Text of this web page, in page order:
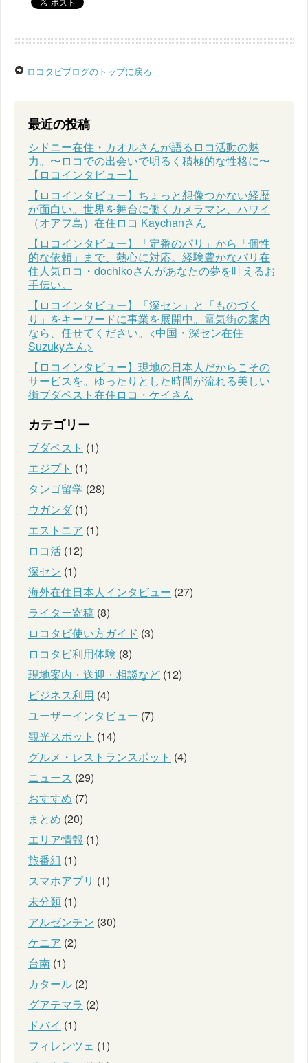
ロコタビブログのトップに戻る
最近の投稿
シドニー在住・カオルさんが語るロコ活動の魅
力。〜ロコでの出会いで明るく積極的な性格に〜
【ロコインタビュー】
【ロコインタビュー】ちょっと想像つかない経歴
が面白い。世界を舞台に働くカメラマン、ハワイ
（オアフ島）在住ロコ Kaychanさん
【ロコインタビュー】「定番のパリ」から「個性
的な依頼」まで、熱心に対応。経験豊かなパリ在
住人気ロコ・dochikoさんがあなたの夢を叶えるお
手伝い。
【ロコインタビュー】「深セン」と「ものづく
り」をキーワードに事業を展開中。電気街の案内
なら、任せてください。<中国・深セン在住
Suzukyさん>
【ロコインタビュー】現地の日本人だからこその
サービスを。ゆったりとした時間が流れる美しい
街ブダペスト在住ロコ・ケイさん
カテゴリー
ブダペスト (1)
エジプト (1)
タンゴ留学 (28)
ウガンダ(1)
エストニア (1)
ロコ活 (12)
深セン (1)
海外在住日本人インタビュー (27)
ライター寄稿 (8)
ロコタビ使い方ガイド (3)
ロコタビ利用体験 (8)
現地案内・送迎・相談など (12)
ビジネス利用 (4)
ユーザーインタビュー (7)
観光スポット (14)
グルメ・レストランスポット (4)
ニュース (29)
おすすめ (7)
まとめ (20)
エリア情報 (1)
旅番組 (1)
スマホアプリ (1)
未分類 (1)
アルゼンチン (30)
ケニア (2)
台南 (1)
カタール (2)
グアテマラ (2)
ドバイ (1)
フィレンツェ (1)